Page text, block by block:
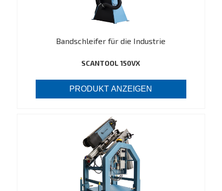
Bandschleifer für die Industrie
SCANTOOL 150VX
PRODUKT ANZEIGEN